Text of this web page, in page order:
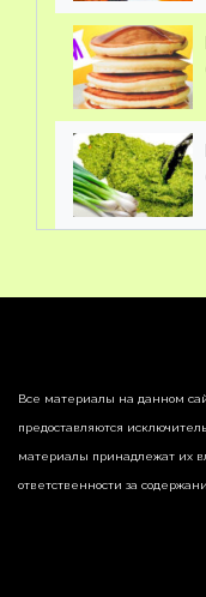
Все материалы на данном
предоставляются
материалы принадлежат их
ответственности за